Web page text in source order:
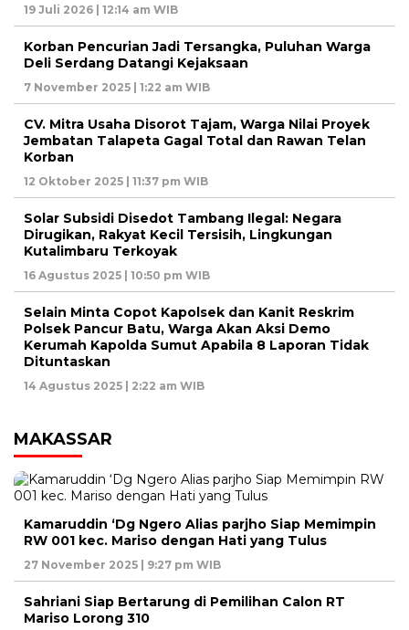
19 Juli 2026 | 12:14 am WIB
Korban Pencurian Jadi Tersangka, Puluhan Warga
Deli Serdang Datangi Kejaksaan
7 November 2025 | 1:22 am WIB
CV. Mitra Usaha Disorot Tajam, Warga Nilai Proyek
Jembatan Talapeta Gagal Total dan Rawan Telan
Korban
12 Oktober 2025 | 11:37 pm WIB
Solar Subsidi Disedot Tambang Ilegal: Negara
Dirugikan, Rakyat Kecil Tersisih, Lingkungan
Kutalimbaru Terkoyak
16 Agustus 2025 | 10:50 pm WIB
Selain Minta Copot Kapolsek dan Kanit Reskrim
Polsek Pancur Batu, Warga Akan Aksi Demo
Kerumah Kapolda Sumut Apabila 8 Laporan Tidak
Dituntaskan
14 Agustus 2025 | 2:22 am WIB
MAKASSAR
Kamaruddin ‘Dg Ngero Alias parjho Siap Memimpin
RW 001 kec. Mariso dengan Hati yang Tulus
27 November 2025 | 9:27 pm WIB
Sahriani Siap Bertarung di Pemilihan Calon RT
Mariso Lorong 310